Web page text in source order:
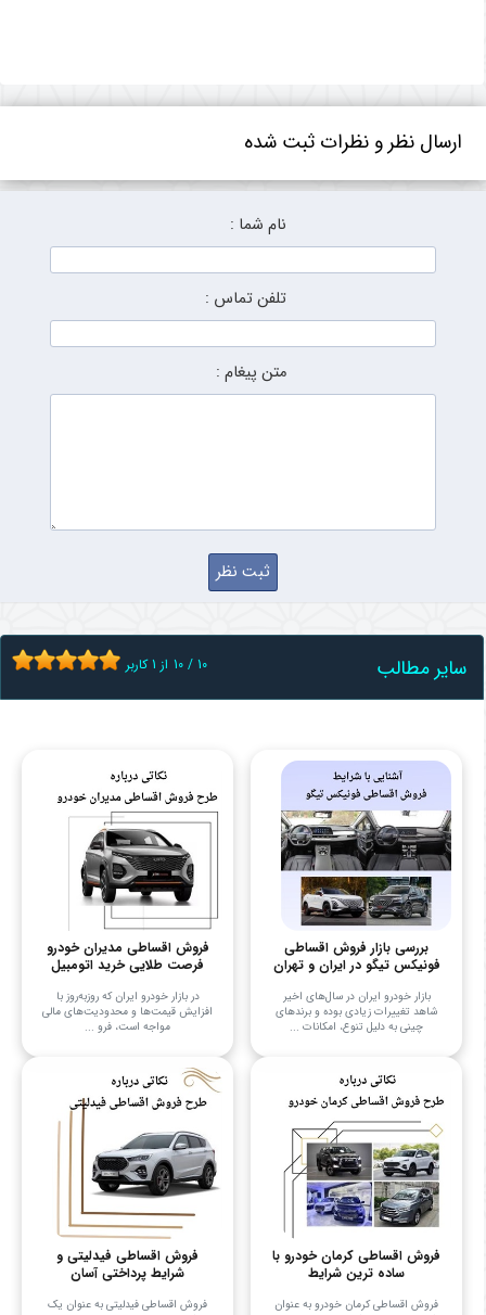
ارسال نظر و نظرات ثبت شده
نام شما :
تلفن تماس :
متن پیغام :
سایر مطالب 10 / 10 از 1کاربر
بررسی بازار فروش اقساطی
فونیکس تیگو در ایران و تهران
بازار خودرو ایران در سال‌های اخیر
شاهد تغییرات زیادی بوده و برندهای
چینی به دلیل تنوع، امکانات ...
فروش اقساطی مدیران خودرو
فرصت طلایی خرید اتومبیل
در بازار خودرو ایران که روزبه‌روز با
افزایش قیمت‌ها و محدودیت‌های مالی
مواجه است، فرو ...
فروش اقساطی کرمان خودرو با
ساده ترین شرایط
فروش اقساطی کرمان خودرو به عنوان
فروش اقساطی فیدلیتی و
شرایط پرداختی آسان
فروش اقساطی فیدلیتی به عنوان یک